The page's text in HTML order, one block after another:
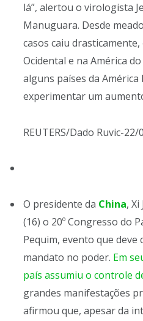
lá”, alertou o virologista
Manuguara. Desde
casos caiu
Ocidental e na América
alguns países da
experimentar um
REUTERS/Dado Ruvic-22/
O presidente da China,
(16) o 20º Congresso do
Pequim, evento que
mandato no poder. Em
país assumiu o controle
grandes manifestações
afirmou que, apesar da